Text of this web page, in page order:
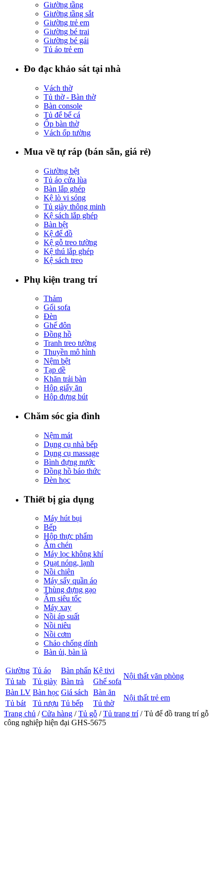
Giường tầng
Giường tầng sắt
Giường trẻ em
Giường bé trai
Giường bé gái
Tủ áo trẻ em
Đo đạc khảo sát tại nhà
Vách thờ
Tủ thờ - Bàn thờ
Bàn console
Tủ để bể cá
Ốp bàn thờ
Vách ốp tường
Mua về tự ráp (bán sẵn, giá rẻ)
Giường bệt
Tủ áo cửa lùa
Bàn lắp ghép
Kệ lò vi sóng
Tủ giày thông minh
Kệ sách lắp ghép
Bàn bệt
Kệ để đồ
Kệ gỗ treo tường
Kệ thú lắp ghép
Kệ sách treo
Phụ kiện trang trí
Thảm
Gối sofa
Đèn
Ghế đôn
Đồng hồ
Tranh treo tường
Thuyền mô hình
Nệm bệt
Tạp dề
Khăn trải bàn
Hộp giấy ăn
Hộp đựng bút
Chăm sóc gia đình
Nệm mát
Dụng cụ nhà bếp
Dụng cụ massage
Bình đựng nước
Đồng hồ báo thức
Đèn học
Thiết bị gia dụng
Máy hút bụi
Bếp
Hộp thực phẩm
Ấm chén
Máy lọc không khí
Quạt nóng, lạnh
Nồi chiên
Máy sấy quần áo
Thùng đựng gạo
Ấm siêu tốc
Máy xay
Nồi áp suất
Nồi niêu
Nồi cơm
Chảo chống dính
Bàn ủi, bàn là
Giường Tủ áo Bàn phấn Kệ tivi
Nội thất văn phòng
Tủ tab Tủ giày Bàn trà
Ghế sofa
Bàn LV Bàn học Giá sách Bàn ăn
Nội thất trẻ em
Tủ bát Tủ rượu Tủ bếp
Tủ thờ
Trang chủ /Cửa hàng /Tủ gỗ /Tủ trang trí/ Tủ để đồ trang trí gỗ
công nghiệp hiện đại GHS-5675